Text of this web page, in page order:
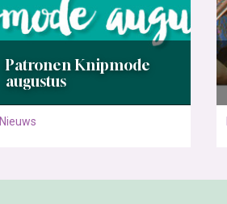
Patronen Knipmode
augustus
Nieuws